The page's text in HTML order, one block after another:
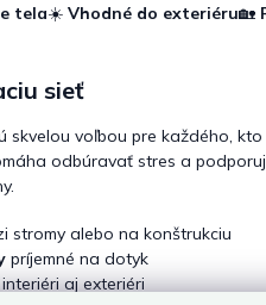
á
e
p
r
ý
tela☀️ Vhodné do exteriéru🏡
sieť
skvelou voľbou pre každého,
odbúravať stres a
stromy alebo na konštrukciu
príjemné na dotyk
aj exteriéri